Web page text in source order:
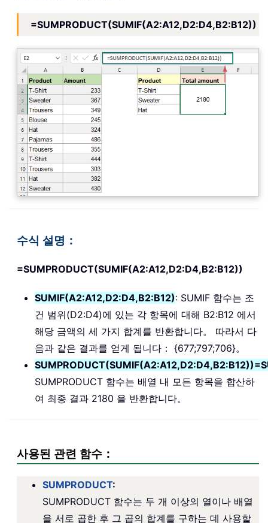
=SUMPRODUCT(SUMIF(A2:A12,D2:D4,B2:B12))
수식 설명：
=SUMPRODUCT(SUMIF(A2:A12,D2:D4,B2:B12))
SUMIF(A2:A12,D2:D4,B2:B12): SUMIF 함수는 조
건 범위(D2:D4)에 있는 각 항목에 대해 B2:B12 에서
해당 금액의 세 가지 합계를 반환합니다。 따라서 다
음과 같은 결과를 얻게 됩니다： {677;797;706}。
SUMPRODUCT 함수는 배열 내 모든 항목을 합산하
여 최종 결과 2180 을 반환합니다。
사용된 관련 함수：
SUMPRODUCT:
SUMPRODUCT 함수는 두 개 이상의 열이나 배열
을 서로 곱한 후 그 곱의 합계를 구하는 데 사용할